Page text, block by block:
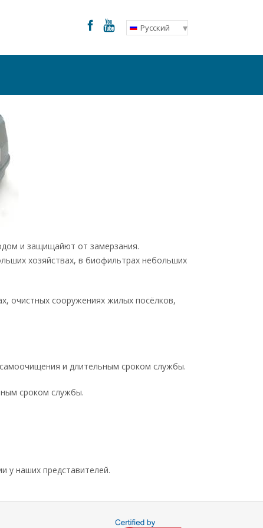
Русский
и защищайют от замерзания.
хозяйствах, в биофильтрах небольших
очистных сооружениях жилых посёлков,
и длительным сроком службы.
сроком службы.
у наших представителей.